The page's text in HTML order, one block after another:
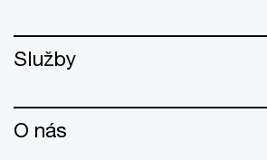
Služby
O nás